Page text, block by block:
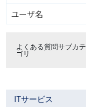
ITサービス
ユーザ名
よくある質問サブカテ
ゴリ